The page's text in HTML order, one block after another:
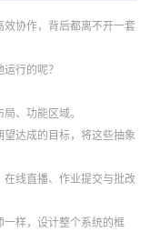
协作，背后都离不开一套
行的呢？
、功能区域。
达成的目标，将这些抽象
在线直播、作业提交与批改
样，设计整个系统的框